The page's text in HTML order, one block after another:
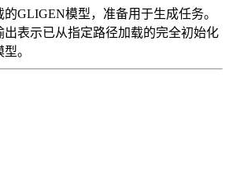
的GLIGEN模型，准备用于生成任务。
出表示已从指定路径加载的完全初始化
。